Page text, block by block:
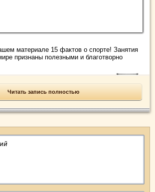
материале 15 фактов о спорте! Занятия
признаны полезными и благотворно
Читать запись полностью